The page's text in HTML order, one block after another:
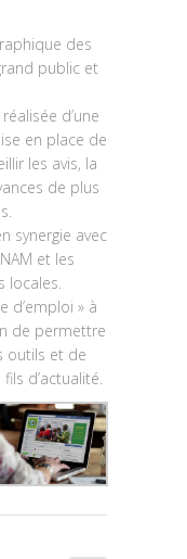
des
public et
d’une
en place de
les avis, la
de plus
synergie avec
et les
locales.
d’emploi » à
de permettre
outils et de
d’actualité.